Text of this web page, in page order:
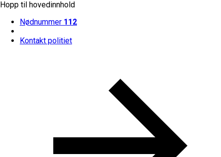
Hopp til hovedinnhold
Nødnummer 112
Kontakt politiet